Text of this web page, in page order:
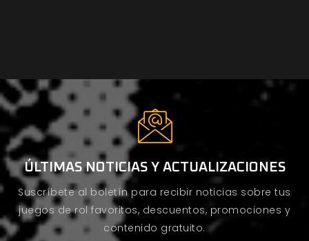
ÚLTIMAS NOTICIAS Y ACTUALIZACIONES
Suscríbete al boletín para recibir noticias sobre tus
juegos de rol favoritos, descuentos, promociones y
contenido gratuito.